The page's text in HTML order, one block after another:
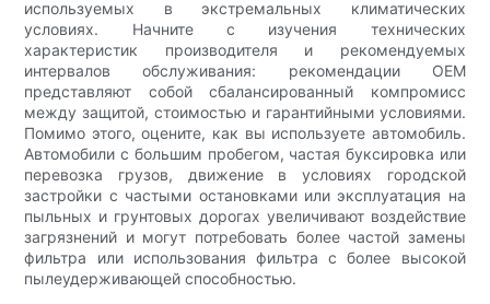
используемых в экстремальных климатических
условиях. Начните с изучения технических
характеристик производителя и рекомендуемых
интервалов обслуживания: рекомендации OEM
представляют собой сбалансированный компромисс
между защитой, стоимостью и гарантийными условиями.
Помимо этого, оцените, как вы используете автомобиль.
Автомобили с большим пробегом, частая буксировка или
перевозка грузов, движение в условиях городской
застройки с частыми остановками или эксплуатация на
пыльных и грунтовых дорогах увеличивают воздействие
загрязнений и могут потребовать более частой замены
фильтра или использования фильтра с более высокой
пылеудерживающей способностью.